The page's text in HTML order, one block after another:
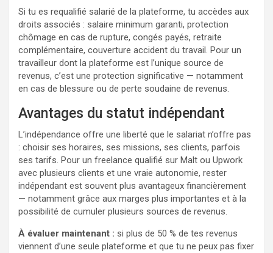
Si tu es requalifié salarié de la plateforme, tu accèdes aux
droits associés : salaire minimum garanti, protection
chômage en cas de rupture, congés payés, retraite
complémentaire, couverture accident du travail. Pour un
travailleur dont la plateforme est l’unique source de
revenus, c’est une protection significative — notamment
en cas de blessure ou de perte soudaine de revenus.
Avantages du statut indépendant
L’indépendance offre une liberté que le salariat n’offre pas
: choisir ses horaires, ses missions, ses clients, parfois
ses tarifs. Pour un freelance qualifié sur Malt ou Upwork
avec plusieurs clients et une vraie autonomie, rester
indépendant est souvent plus avantageux financièrement
— notamment grâce aux marges plus importantes et à la
possibilité de cumuler plusieurs sources de revenus.
À évaluer maintenant : si plus de 50 % de tes revenus
viennent d’une seule plateforme et que tu ne peux pas fixer